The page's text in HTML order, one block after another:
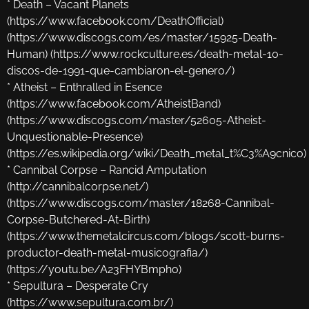
* Death – Vacant Planets
(https://www.facebook.com/DeathOfficial)
(https://www.discogs.com/es/master/15925-Death-
Human) (https://www.rockculture.es/death-metal-10-
discos-de-1991-que-cambiaron-el-genero/)
* Atheist – Enthralled in Esence
(https://www.facebook.com/AtheistBand)
(https://www.discogs.com/master/52605-Atheist-
Unquestionable-Presence)
(https://es.wikipedia.org/wiki/Death_metal_t%C3%A9cnico)
* Cannibal Corpse – Rancid Amputation
(http://cannibalcorpse.net/)
(https://www.discogs.com/master/18268-Cannibal-
Corpse-Butchered-At-Birth)
(https://www.themetalcircus.com/blogs/scott-burns-
productor-death-metal-musicografia/)
(https://youtu.be/A23FHYBmpho)
* Sepultura – Desperate Cry
(https://www.sepultura.com.br/)